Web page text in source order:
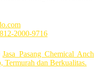
2000-9716
Jasa Pasang Chemical
Termurah dan Berkualitas.